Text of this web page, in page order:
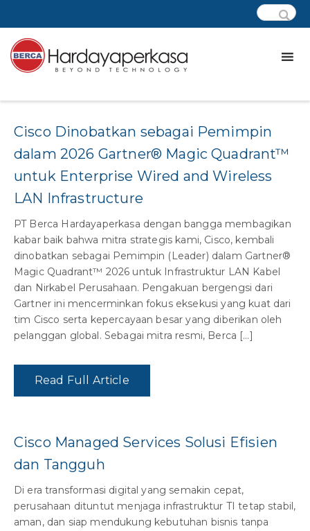
Cisco Dinobatkan sebagai Pemimpin
dalam 2026 Gartner® Magic Quadrant™
untuk Enterprise Wired and Wireless
LAN Infrastructure
PT Berca Hardayaperkasa dengan bangga membagikan
kabar baik bahwa mitra strategis kami, Cisco, kembali
dinobatkan sebagai Pemimpin (Leader) dalam Gartner®
Magic Quadrant™ 2026 untuk Infrastruktur LAN Kabel
dan Nirkabel Perusahaan. Pengakuan bergengsi dari
Gartner ini mencerminkan fokus eksekusi yang kuat dari
tim Cisco serta kepercayaan besar yang diberikan oleh
pelanggan global. Sebagai mitra resmi, Berca […]
Read Full Article
Cisco Managed Services Solusi Efisien
dan Tangguh
Di era transformasi digital yang semakin cepat,
perusahaan dituntut menjaga infrastruktur TI tetap stabil,
aman, dan siap mendukung kebutuhan bisnis tanpa